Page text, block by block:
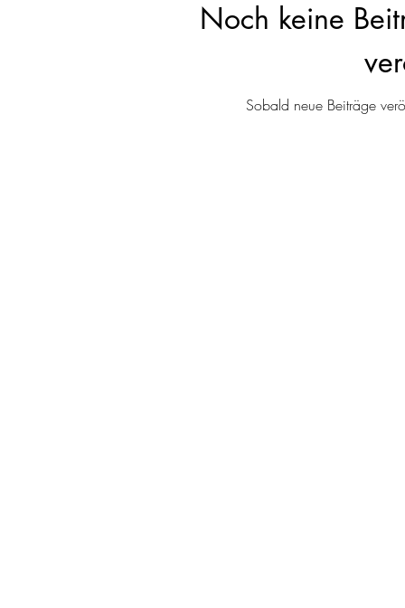
Noch keine
Sobald neue Beiträge